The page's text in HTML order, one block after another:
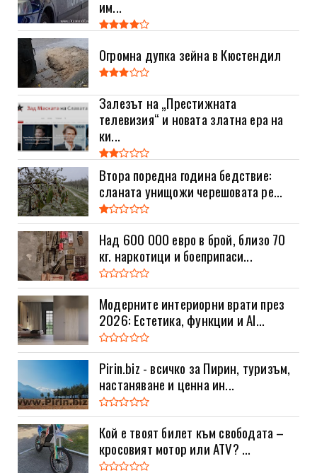
им...
Огромна дупка зейна в Кюстендил
Залезът на „Престижната
телевизия“ и новата златна ера на
ки...
Втора поредна година бедствие:
сланата унищожи черешовата ре...
Над 600 000 евро в брой, близо 70
кг. наркотици и боеприпаси...
Модерните интериорни врати през
2026: Естетика, функции и AI...
Pirin.biz - всичко за Пирин, туризъм,
настаняване и ценна ин...
Кой е твоят билет към свободата –
кросовият мотор или ATV? ...